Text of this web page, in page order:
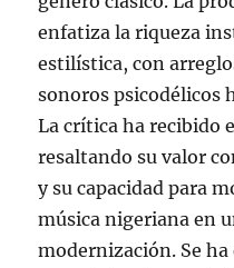
enfatiza la riqueza
estilística, con
sonoros psicodélicos
La crítica ha recibido
resaltando su valor
y su capacidad para
música nigeriana en
modernización. Se